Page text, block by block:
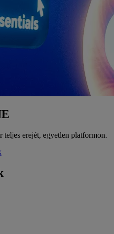
teljes erejét, egyetlen platformon.